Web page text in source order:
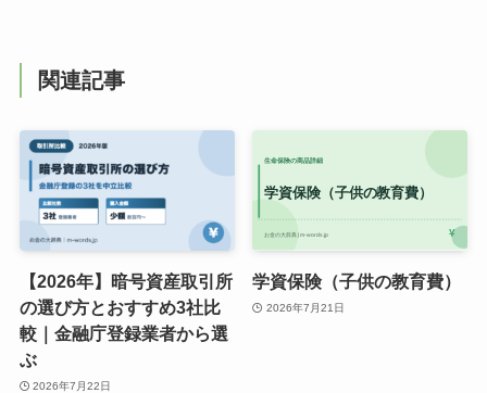
関連記事
【2026年】暗号資産取引所
の選び方とおすすめ3社比
較｜金融庁登録業者から選
ぶ
2026年7月22日
学資保険（子供の教育費）
2026年7月21日